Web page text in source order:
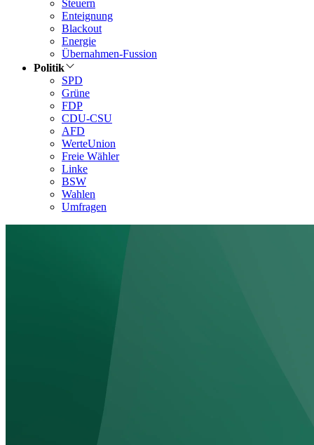
Steuern
Enteignung
Blackout
Energie
Übernahmen-Fussion
Politik
SPD
Grüne
FDP
CDU-CSU
AFD
WerteUnion
Freie Wähler
Linke
BSW
Wahlen
Umfragen